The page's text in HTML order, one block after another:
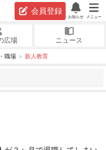
会員登録
お知らせ メニュー
広場 ニュース
職場 新人教育